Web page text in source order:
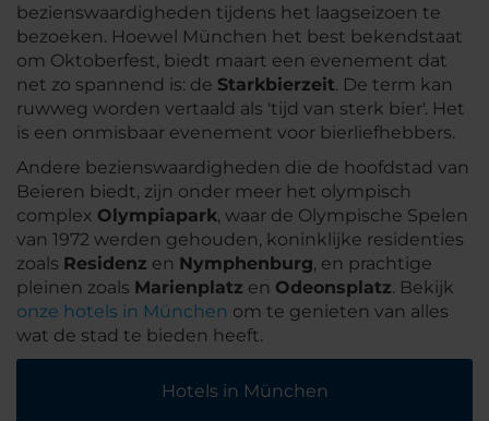
bezienswaardigheden tijdens het laagseizoen te
bezoeken. Hoewel München het best bekendstaat
om Oktoberfest, biedt maart een evenement dat
net zo spannend is: de Starkbierzeit. De term kan
ruwweg worden vertaald als 'tijd van sterk bier'. Het
is een onmisbaar evenement voor bierliefhebbers.
Andere bezienswaardigheden die de hoofdstad van
Beieren biedt, zijn onder meer het olympisch
complex Olympiapark, waar de Olympische Spelen
van 1972 werden gehouden, koninklijke residenties
zoals Residenz en Nymphenburg, en prachtige
pleinen zoals Marienplatz en Odeonsplatz. Bekijk
onze hotels in München om te genieten van alles
wat de stad te bieden heeft.
Hotels in München